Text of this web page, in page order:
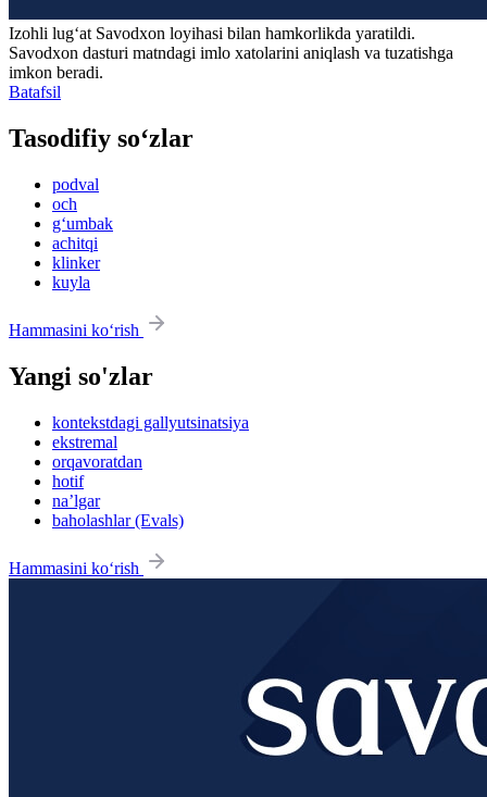
Izohli lugʻat Savodxon loyihasi bilan hamkorlikda yaratildi.
Savodxon dasturi matndagi imlo xatolarini aniqlash va tuzatishga
imkon beradi.
Batafsil
Tasodifiy so‘zlar
podval
och
g‘umbak
achitqi
klinker
kuyla
Hammasini ko‘rish
Yangi so'zlar
kontekstdagi gallyutsinatsiya
ekstremal
orqavoratdan
hotif
na’lgar
baholashlar (Evals)
Hammasini ko‘rish